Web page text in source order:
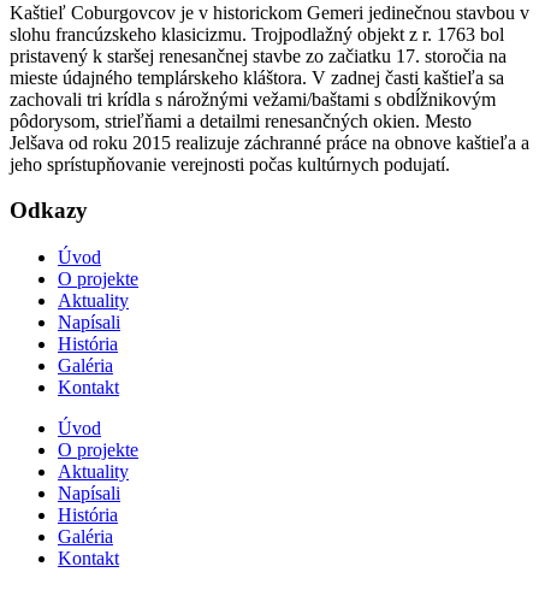
Kaštieľ Coburgovcov je v historickom Gemeri jedinečnou stavbou v
slohu francúzskeho klasicizmu. Trojpodlažný objekt z r. 1763 bol
pristavený k staršej renesančnej stavbe zo začiatku 17. storočia na
mieste údajného templárskeho kláštora. V zadnej časti kaštieľa sa
zachovali tri krídla s nárožnými vežami/baštami s obdĺžnikovým
pôdorysom, strieľňami a detailmi renesančných okien. Mesto
Jelšava od roku 2015 realizuje záchranné práce na obnove kaštieľa a
jeho sprístupňovanie verejnosti počas kultúrnych podujatí.
Odkazy
Úvod
O projekte
Aktuality
Napísali
História
Galéria
Kontakt
Úvod
O projekte
Aktuality
Napísali
História
Galéria
Kontakt